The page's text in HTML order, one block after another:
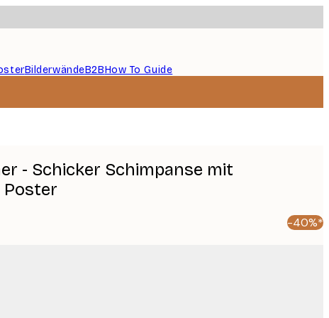
BilderwändeB2BHow To Guide
- Schicker Schimpanse mit
Poster
-40%*